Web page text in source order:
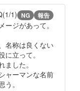
1) NG 報告
ジがあって。
名称は良くない
立って。
した。
ャーマンな名前
。